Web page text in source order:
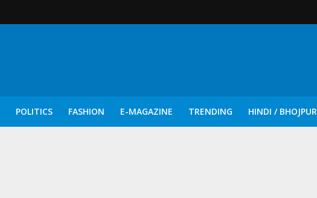
POLITICS FASHION E-MAGAZINE TRENDING HINDI /